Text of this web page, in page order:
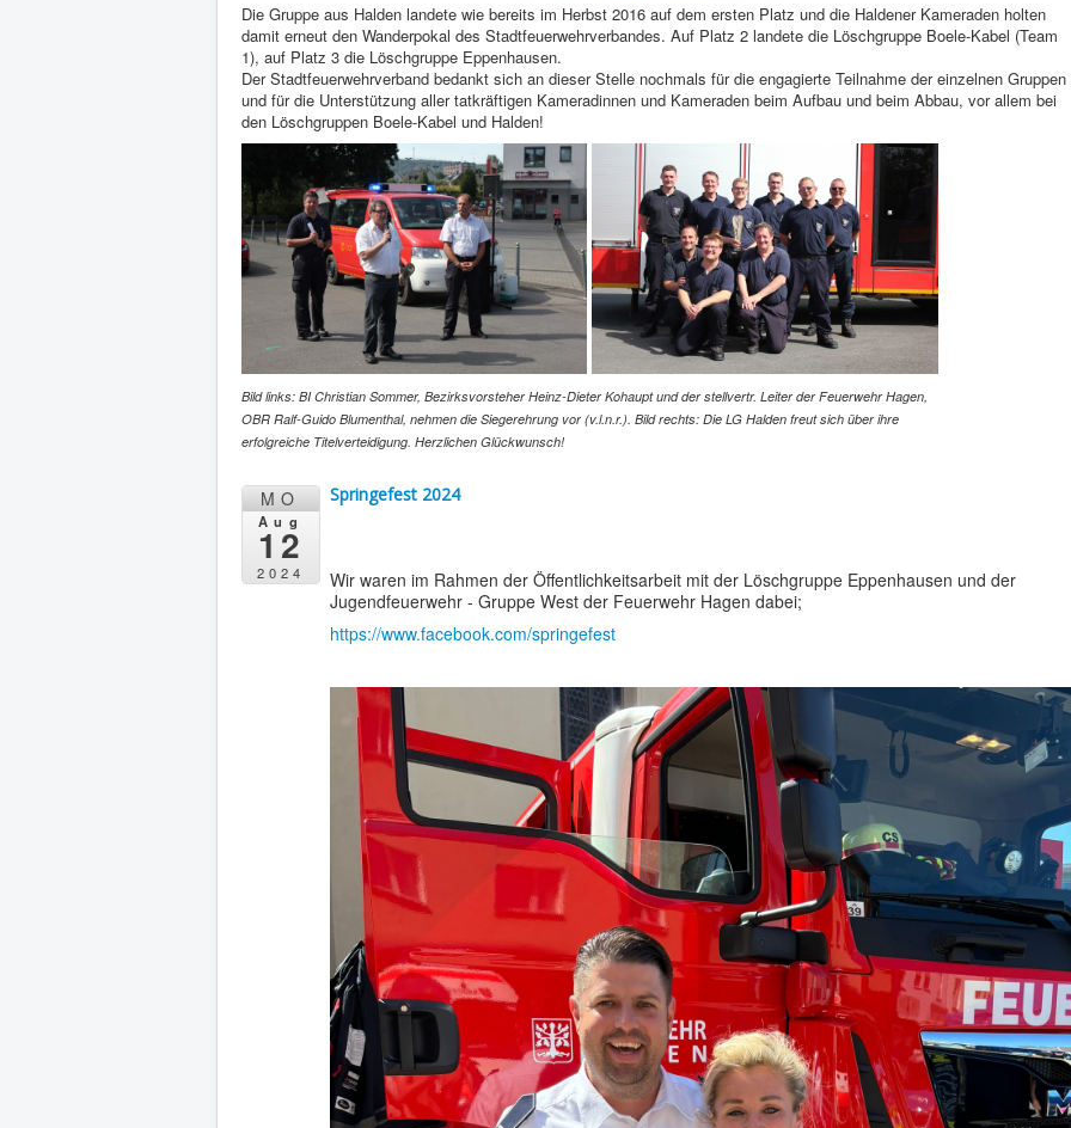
Die Gruppe aus Halden landete wie bereits im Herbst 2016 auf dem ersten Platz und die Haldener Kameraden holten
damit erneut den Wanderpokal des Stadtfeuerwehrverbandes. Auf Platz 2 landete die Löschgruppe Boele-Kabel (Team
1), auf Platz 3 die Löschgruppe Eppenhausen.
Der Stadtfeuerwehrverband bedankt sich an dieser Stelle nochmals für die engagierte Teilnahme der einzelnen Gruppen
und für die Unterstützung aller tatkräftigen Kameradinnen und Kameraden beim Aufbau und beim Abbau, vor allem bei
den Löschgruppen Boele-Kabel und Halden!
Bild links: BI Christian Sommer, Bezirksvorsteher Heinz-Dieter Kohaupt und der stellvertr. Leiter der Feuerwehr Hagen,
OBR Ralf-Guido Blumenthal, nehmen die Siegerehrung vor (v.l.n.r.). Bild rechts: Die LG Halden freut sich überihre
erfolgreiche Titelverteidigung. Herzlichen Glückwunsch!
MO
Aug
12
2024
Springefest 2024
Wir waren im Rahmen der Öffentlichkeitsarbeit mit der Löschgruppe Eppenhausen und der
Jugendfeuerwehr - Gruppe West der Feuerwehr Hagen dabei;
https://www.facebook.com/springefest